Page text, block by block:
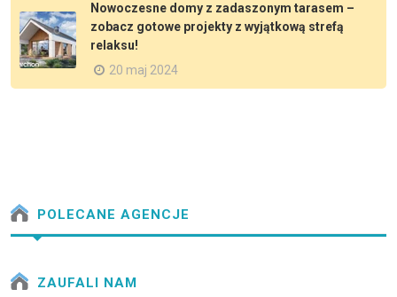
Nowoczesne domy z zadaszonym tarasem –
zobacz gotowe projekty z wyjątkową strefą
relaksu!
20 maj 2024
POLECANE AGENCJE
ZAUFALI NAM